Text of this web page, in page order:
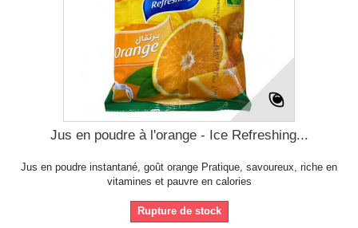
Jus en poudre à l'orange - Ice Refreshing...
Jus en poudre instantané, goût orange Pratique, savoureux, riche en
vitamines et pauvre en calories
Rupture de stock